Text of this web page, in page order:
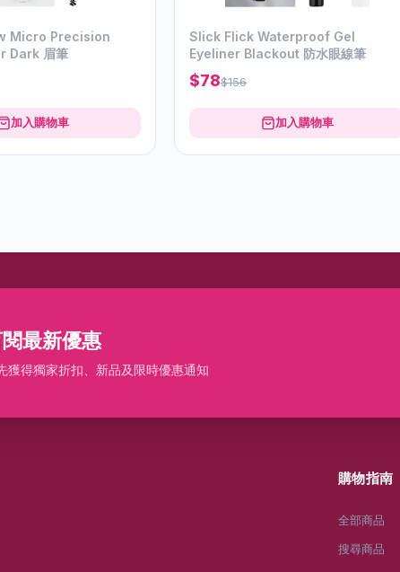
Micro Precision
Dark 眉筆
加入購物車
Slick Flick Waterproof Gel
Eyeliner Blackout 防水眼線筆
$78$156
加入購物車
最新優惠
獲得獨家折扣、新品及限時優惠通知
購物指南
全部商品
搜尋商品